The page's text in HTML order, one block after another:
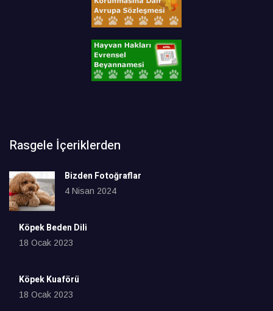
Rasgele İçeriklerden
Bizden Fotoğraflar
4 Nisan 2024
Köpek Beden Dili
18 Ocak 2023
Köpek Kuaförü
18 Ocak 2023